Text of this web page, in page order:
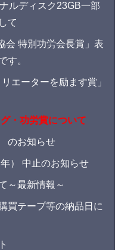
ルディスク23GB一部
て
会 特別功労会長賞」表
す。
エーターを励ます賞」
・功労賞について
のお知らせ
） 中止のお知らせ
～最新情報～
買テープ等の納品日に